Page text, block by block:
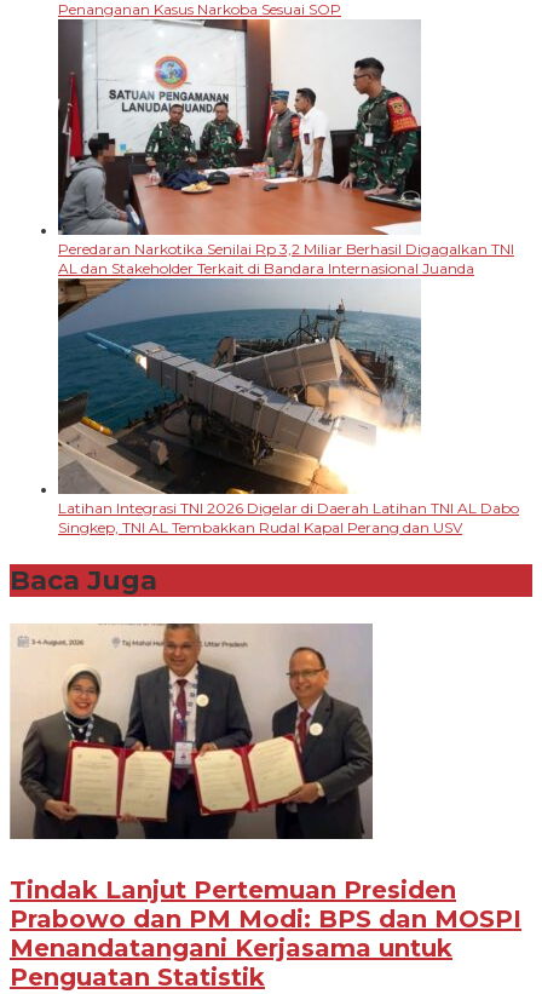
Penanganan Kasus Narkoba Sesuai SOP
Peredaran Narkotika Senilai Rp 3,2 Miliar Berhasil Digagalkan TNI
AL dan Stakeholder Terkait di Bandara Internasional Juanda
Latihan Integrasi TNI 2026 Digelar di Daerah Latihan TNI AL Dabo
Singkep, TNI AL Tembakkan Rudal Kapal Perang dan USV
Baca Juga
Tindak Lanjut Pertemuan Presiden
Prabowo dan PM Modi: BPS dan MOSPI
Menandatangani Kerjasama untuk
Penguatan Statistik